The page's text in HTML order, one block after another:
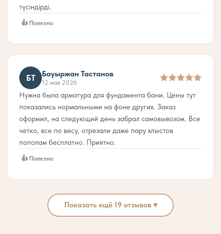
түсіндірді.
👍 Полезно
БТ Бауыржан Тастанов
12 мая 2026
Нужна была арматура для фундамента бани. Цены тут
показались нормальными на фоне других. Заказ
оформил, на следующий день забрал самовывозом. Все
четко, все по весу, отрезали даже пару хлыстов
пополам бесплатно. Приятно.
👍 Полезно
Показать ещё 19 отзывов ▾